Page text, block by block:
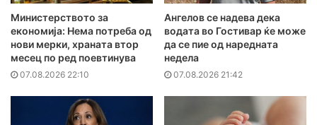
Министерството за
економија: Нема потреба од
нови мерки, храната втор
месец по ред поевтинува
07.08.2026 22:10
Ангелов се надева дека
водата во Гостивар ќе може
да се пие од наредната
недела
07.08.2026 21:42